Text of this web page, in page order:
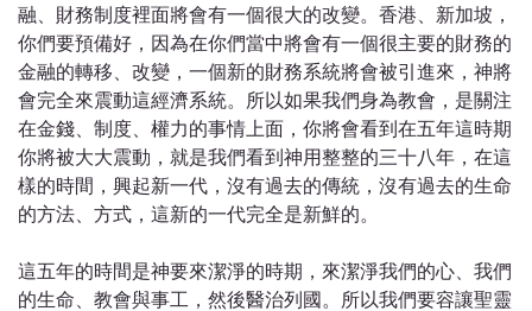
融、財務制度裡面將會有一個很大的改變。香港、新加坡，
你們要預備好，因為在你們當中將會有一個很主要的財務的
金融的轉移、改變，一個新的財務系統將會被引進來，神將
會完全來震動這經濟系統。所以如果我們身為教會，是關注
在金錢、制度、權力的事情上面，你將會看到在五年這時期
你將被大大震動，就是我們看到神用整整的三十八年，在這
樣的時間，興起新一代，沒有過去的傳統，沒有過去的生命
的方法、方式，這新的一代完全是新鮮的。
這五年的時間是神要來潔淨的時期，來潔淨我們的心、我們
的生命、教會與事工，然後醫治列國。所以我們要容讓聖靈